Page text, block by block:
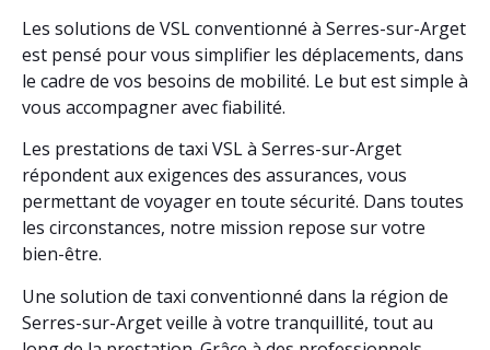
Les solutions de VSL conventionné à Serres-sur-Arget
est pensé pour vous simplifier les déplacements, dans
le cadre de vos besoins de mobilité. Le but est simple à
vous accompagner avec fiabilité.
Les prestations de taxi VSL à Serres-sur-Arget
répondent aux exigences des assurances, vous
permettant de voyager en toute sécurité. Dans toutes
les circonstances, notre mission repose sur votre
bien-être.
Une solution de taxi conventionné dans la région de
Serres-sur-Arget veille à votre tranquillité, tout au